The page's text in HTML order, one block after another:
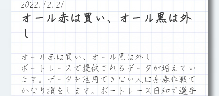
2022.12.21
オール赤は買い、オール黒は外
し
オール赤は買い、オール黒は外し
ボートレースで提供されるデータが増えてい
ます。データを活用できない人は舟券作戦で
かなり損をします。ボートレース日和で選手